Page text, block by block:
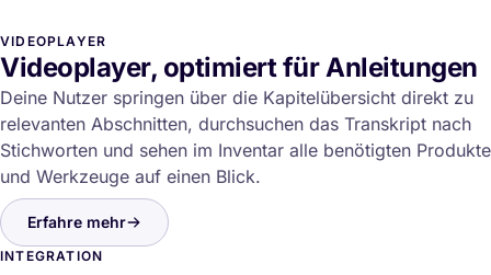
VIDEOPLAYER
Videoplayer, optimiert für Anleitungen
Deine Nutzer springen über die Kapitelübersicht direkt zu
relevanten Abschnitten, durchsuchen das Transkript nach
Stichworten und sehen im Inventar alle benötigten Produkte
und Werkzeuge auf einen Blick.
Erfahre mehr
INTEGRATION